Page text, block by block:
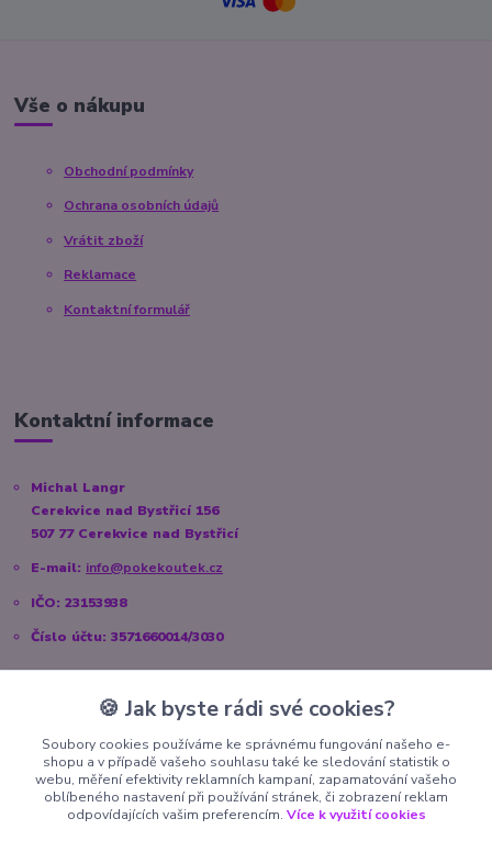
Vše o nákupu
Obchodní podmínky
Ochrana osobních údajů
Vrátit zboží
Reklamace
Kontaktní formulář
Kontaktní informace
Michal Langr
Cerekvice nad Bystřicí 156
507 77 Cerekvice nad Bystřicí
E-mail: info@pokekoutek.cz
IČO: 23153938
Číslo účtu: 3571660014/3030
Sociální sítě
Instagram:@pokekoutek.cz
Facebook:@PokeKoutek.cz
🍪 Jak byste rádi své cookies?
Soubory cookies používáme ke správnému fungování našeho e-
shopu a v případě vašeho souhlasu také ke sledování statistik o
webu, měření efektivity reklamních kampaní, zapamatování vašeho
oblíbeného nastavení při používání stránek, či zobrazení reklam
odpovídajících vašim preferencím. Více k využití cookies